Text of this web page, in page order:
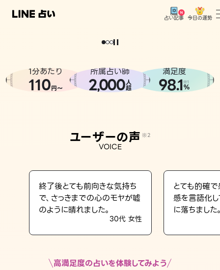
占い記事 今日の運勢
相談事例
LINE占いを開く
※LINEアプリ内のサービスページへ遷移します
どうせなら
。
1分あたり
110円〜
所属占い師
2,000人
超
満足度
98.1※1
%
ユーザーの声 ※2
VOICE
終了後とても前向きな気持ち
で、さっきまでの心のモヤが嘘
のように晴れました。
30代 女性
とても的確
感を言語化
に落ちました
高満足度の占いを体験してみよう